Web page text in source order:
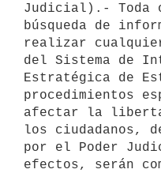
Judicial).- Toda
búsqueda de
realizar cualquier
del Sistema de
Estratégica de
procedimientos
afectar la
los ciudadanos,
por el Poder
efectos, serán